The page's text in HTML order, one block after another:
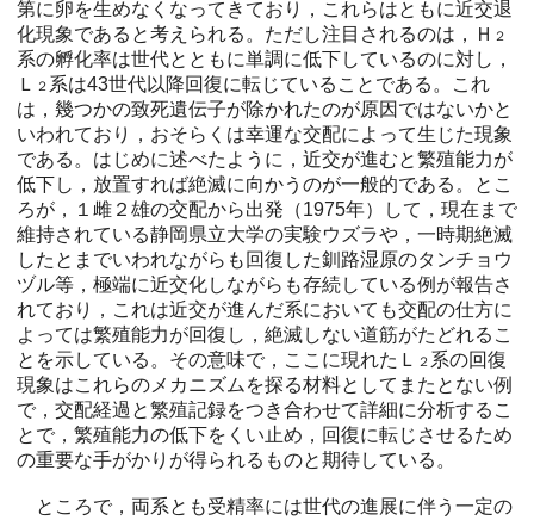
第に卵を生めなくなってきており，これらはともに近交退
化現象であると考えられる。ただし注目されるのは，Ｈ ２
系の孵化率は世代とともに単調に低下しているのに対し，
Ｌ
２ 系は43世代以降回復に転じていることである。これ
は，幾つかの致死遺伝子が除かれたのが原因ではないかと
いわれており，おそらくは幸運な交配によって生じた現象
である。はじめに述べたように，近交が進むと繁殖能力が
低下し，放置すれば絶滅に向かうのが一般的である。とこ
ろが，１雌２雄の交配から出発（1975年）して，現在まで
維持されている静岡県立大学の実験ウズラや，一時期絶滅
したとまでいわれながらも回復した釧路湿原のタンチョウ
ヅル等，極端に近交化しながらも存続している例が報告さ
れており，これは近交が進んだ系においても交配の仕方に
よっては繁殖能力が回復し，絶滅しない道筋がたどれるこ
とを示している。その意味で，ここに現れたＬ
２ 系の回復
現象はこれらのメカニズムを探る材料としてまたとない例
で，交配経過と繁殖記録をつき合わせて詳細に分析するこ
とで，繁殖能力の低下をくい止め，回復に転じさせるため
の重要な手がかりが得られるものと期待している。
ところで，両系とも受精率には世代の進展に伴う一定の